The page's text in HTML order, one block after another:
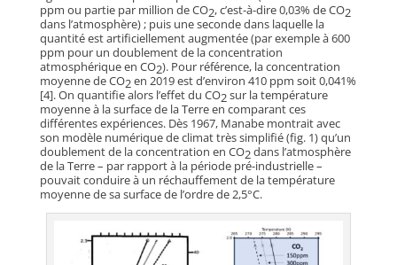
ppm ou partie par million de CO2, c’est-à-dire 0,03% de CO2
dans l’atmosphère) ; puis une seconde dans laquelle la
quantité est artificiellement augmentée (par exemple à 600
ppm pour un doublement de la concentration
atmosphérique en CO2). Pour référence, la concentration
moyenne de CO2en 2019 est d’environ 410 ppm soit 0,041%
[4]. On quantifie alors l’effet du CO2sur la température
moyenne à la surface de la Terre en comparant ces
différentes expériences. Dès 1967, Manabe montrait avec
son modèle numérique de climat très simplifié (fig. 1) qu’un
doublement de la concentration en CO2dans l’atmosphère
de la Terre – par rapport à la période pré-industrielle –
pouvait conduire à un réchauffement de la température
moyenne de sa surface de l’ordre de 2,5°C.